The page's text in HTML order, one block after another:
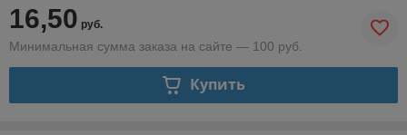
16,50 руб.
Минимальная сумма заказа на сайте — 100 руб.
Купить